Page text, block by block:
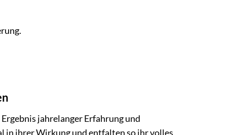
jahrelanger Erfahrung und